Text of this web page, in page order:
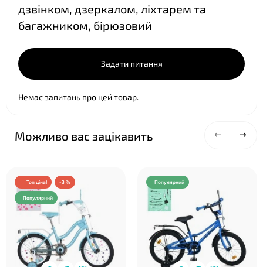
дзвінком, дзеркалом, ліхтарем та
багажником, бірюзовий
Задати питання
Немає запитань про цей товар.
Можливо вас зацікавить
Топ ціна! -3 %
Популярний
Популярний
❤